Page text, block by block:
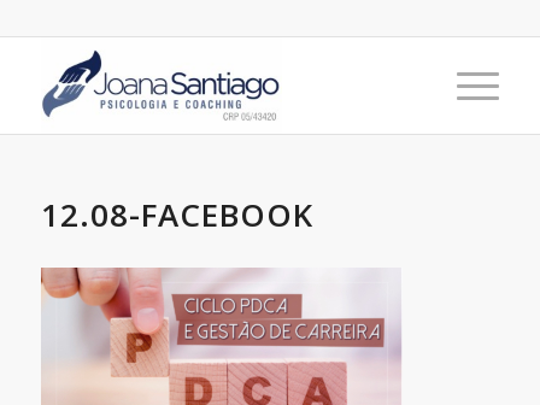
12.08-FACEBOOK